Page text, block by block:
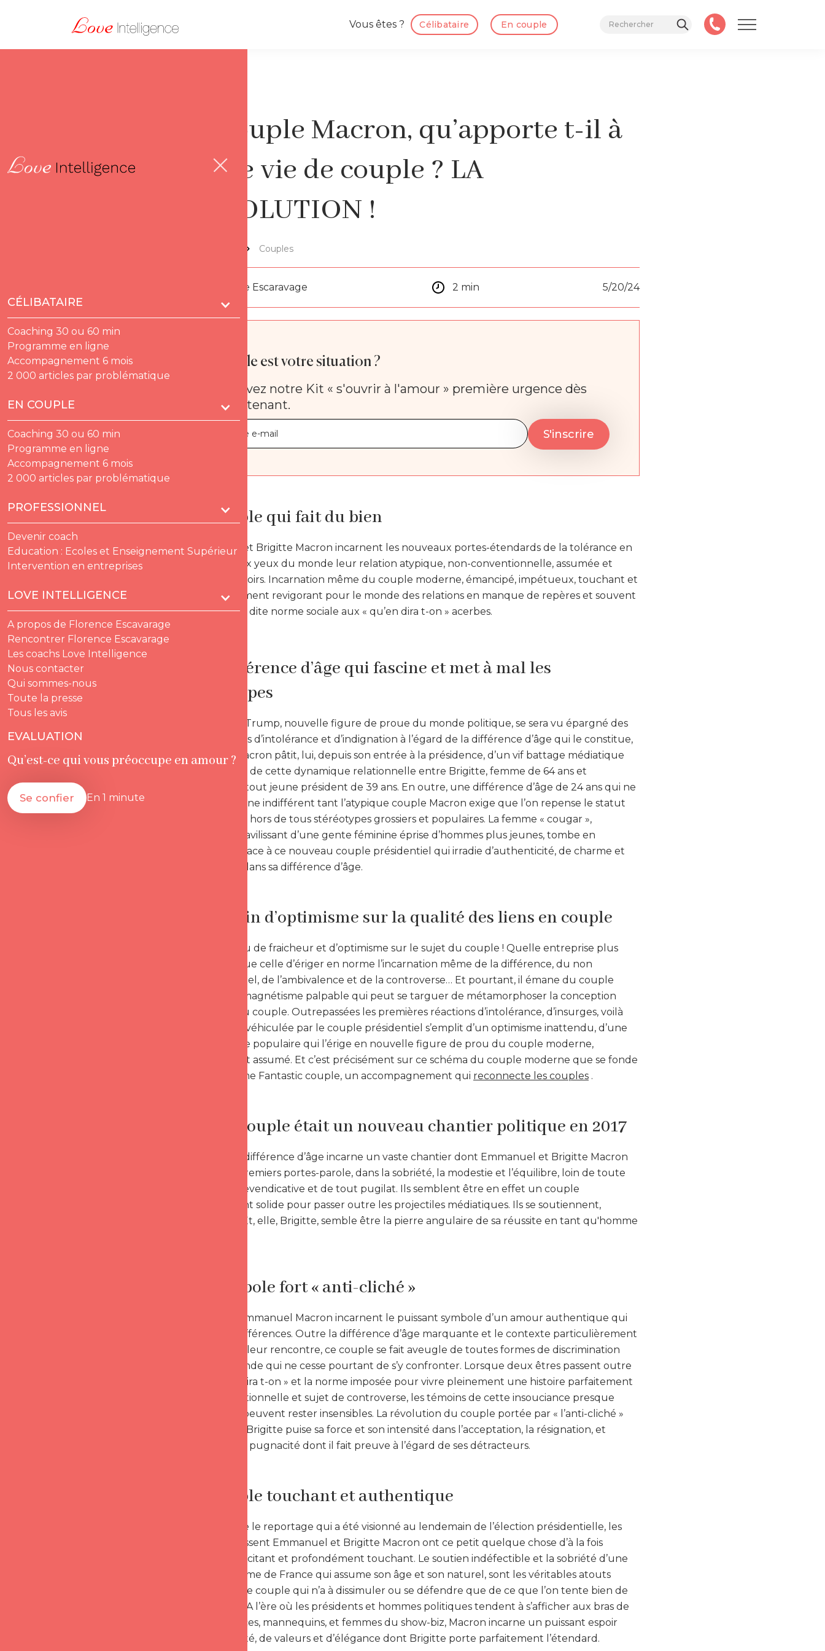
Vous êtes ? Célibataire En couple
CÉLIBATAIRE
Coaching 30 ou 60 min
Programme en ligne
Accompagnement 6 mois
2 000 articles par problématique
EN COUPLE
Coaching 30 ou 60 min
Programme en ligne
Accompagnement 6 mois
2 000 articles par problématique
PROFESSIONNEL
Devenir coach
Education : Ecoles et Enseignement Supérieur
Intervention en entreprises
LOVE INTELLIGENCE
A propos de Florence Escavarage
Rencontrer Florence Escavarage
Les coachs Love Intelligence
Nous contacter
Qui sommes-nous
Toute la presse
Tous les avis
EVALUATION
Qu’est-ce qui vous préoccupe en amour ?
Se confier En 1 minute
Le couple Macron, qu’apporte t-il à
notre vie de couple ? LA
RÉVOLUTION !
Couples
Florence Escaravage 2 min 5/20/24
Quelle est votre situation ?
Recevez notre Kit « s'ouvrir à l'amour » première urgence dès
maintenant.
Un couple qui fait du bien
Emmanuel et Brigitte Macron incarnent les nouveaux portes-étendards de la tolérance en
exposant aux yeux du monde leur relation atypique, non-conventionnelle, assumée et
emplie d’espoirs. Incarnation même du couple moderne, émancipé, impétueux, touchant et
particulièrement revigorant pour le monde des relations en manque de repères et souvent
victime de la dite norme sociale aux « qu’en dira t-on » acerbes.
Une différence d’âge qui fascine et met à mal les
stéréotypes
Si le couple Trump, nouvelle figure de proue du monde politique, se sera vu épargné des
mouvements d’intolérance et d’indignation à l’égard de la différence d’âge qui le constitue,
le couple Macron pâtit, lui, depuis son entrée à la présidence, d’un vif battage médiatique
qui s’insurge de cette dynamique relationnelle entre Brigitte, femme de 64 ans et
Emmanuel, tout jeune président de 39 ans. En outre, une différence d’âge de 24 ans qui ne
laisse personne indifférent tant l’atypique couple Macron exige que l’on repense le statut
de la femme hors de tous stéréotypes grossiers et populaires. La femme « cougar »,
homonyme avilissant d’une gente féminine éprise d’hommes plus jeunes, tombe en
désuétude face à ce nouveau couple présidentiel qui irradie d’authenticité, de charme et
d’élégance dans sa différence d’âge.
Un regain d’optimisme sur la qualité des liens en couple
Enfin un peu de fraicheur et d’optimisme sur le sujet du couple ! Quelle entreprise plus
complexe que celle d’ériger en norme l’incarnation même de la différence, du non
conventionnel, de l’ambivalence et de la controverse… Et pourtant, il émane du couple
Macron un magnétisme palpable qui peut se targuer de métamorphoser la conception
populaire du couple. Outrepassées les premières réactions d’intolérance, d’insurges, voilà
que l’image véhiculée par le couple présidentiel s’emplit d’un optimisme inattendu, d’une
bienveillance populaire qui l’érige en nouvelle figure de prou du couple moderne,
parfaitement assumé. Et c’est précisément sur ce schéma du couple moderne que se fonde
le programme Fantastic couple, un accompagnement qui reconnecte les couples .
Et si le couple était un nouveau chantier politique en 2017
Banaliser la différence d’âge incarne un vaste chantier dont Emmanuel et Brigitte Macron
se font les premiers portes-parole, dans la sobriété, la modestie et l’équilibre, loin de toute
entreprise revendicative et de tout pugilat. Ils semblent être en effet un couple
suffisamment solide pour passer outre les projectiles médiatiques. Ils se soutiennent,
s’épaulent. Et, elle, Brigitte, semble être la pierre angulaire de sa réussite en tant qu'homme
Un symbole fort « anti-cliché »
Brigitte et Emmanuel Macron incarnent le puissant symbole d’un amour authentique qui
ignore les différences. Outre la différence d’âge marquante et le contexte particulièrement
atypique de leur rencontre, ce couple se fait aveugle de toutes formes de discrimination
dans un monde qui ne cesse pourtant de s’y confronter. Lorsque deux êtres passent outre
les « qu’en dira t-on » et la norme imposée pour vivre pleinement une histoire parfaitement
peu conventionnelle et sujet de controverse, les témoins de cette insouciance presque
candide ne peuvent rester insensibles. La révolution du couple portée par « l’anti-cliché »
Emmanuel/ Brigitte puise sa force et son intensité dans l’acceptation, la résignation, et
l’absence de pugnacité dont il fait preuve à l’égard de ses détracteurs.
Un couple touchant et authentique
En témoigne le reportage qui a été visionné au lendemain de l’élection présidentielle, les
liens qui unissent Emmanuel et Brigitte Macron ont ce petit quelque chose d’à la fois
moderne, excitant et profondément touchant. Le soutien indéfectible et la sobriété d’une
première dame de France qui assume son âge et son naturel, sont les véritables atouts
charme de ce couple qui n’a à dissimuler ou se défendre que de ce que l’on tente bien de
lui inventer. A l’ère où les présidents et hommes politiques tendent à s’afficher aux bras de
jeunes actrices, mannequins, et femmes du show-biz, Macron incarne un puissant espoir
d’authenticité, de valeurs et d’élégance dont Brigitte porte parfaitement l’étendard.